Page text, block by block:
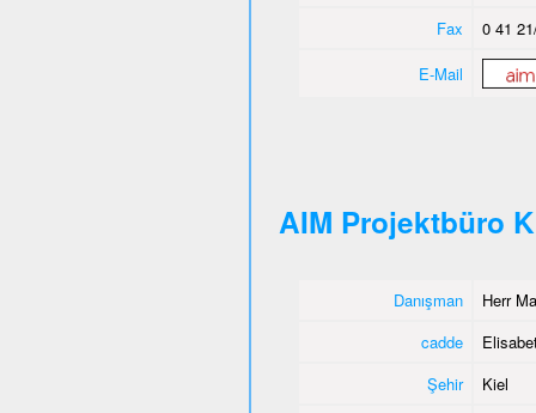
Fax
0 41
E-Mail
AIM Projektbüro
Danışman
Herr
cadde
Şehir
Kiel